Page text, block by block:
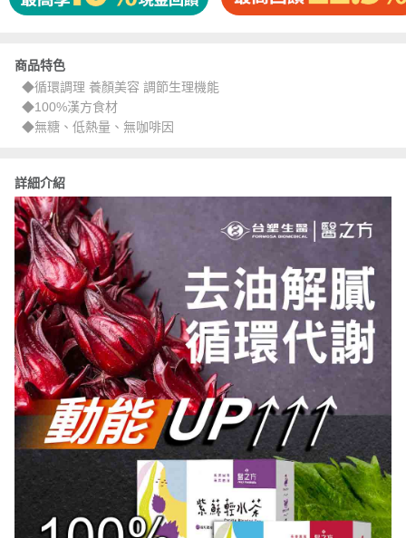
商品特色
◆循環調理 養顏美容 調節生理機能
◆100%漢方食材
◆無糖、低熱量、無咖啡因
詳細介紹